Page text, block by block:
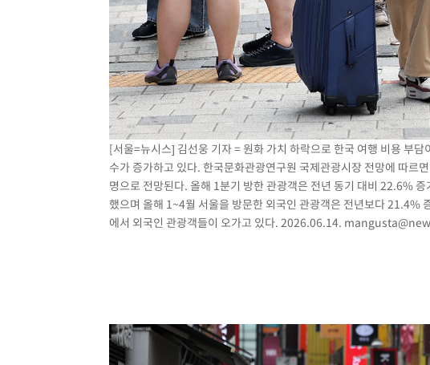
[서울=뉴시스] 김선웅 기자 = 원화 가치 하락으로 한국 여행 비용 부
수가 증가하고 있다. 한국문화관광연구원 국제관광시장 전망에 따
명으로 전망된다. 올해 1분기 방한 관광객은 전년 동기 대비 22.6%
했으며 올해 1~4월 서울을 방문한 외국인 관광객은 전년보다 21.4%
에서 외국인 관광객들이 오가고 있다. 2026.06.14.